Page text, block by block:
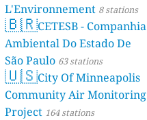
L'Environnement 8 stations
🇧🇷CETESB - Companhia
Ambiental Do Estado De
São Paulo 63 stations
🇺🇸City Of Minneapolis
Community Air Monitoring
Project 164 stations